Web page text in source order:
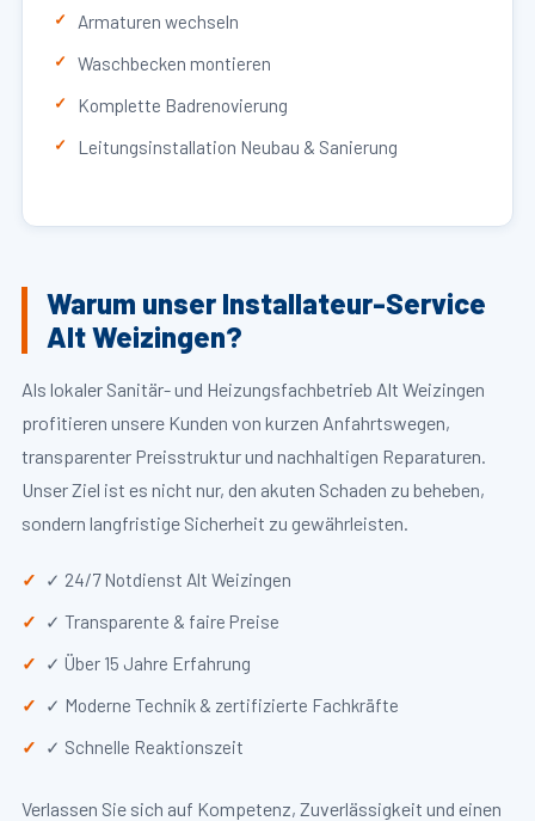
Armaturen wechseln
Waschbecken montieren
Komplette Badrenovierung
Leitungsinstallation Neubau & Sanierung
Warum unser Installateur-Service
Alt Weizingen?
Als lokaler Sanitär- und Heizungsfachbetrieb Alt Weizingen
profitieren unsere Kunden von kurzen Anfahrtswegen,
transparenter Preisstruktur und nachhaltigen Reparaturen.
Unser Ziel ist es nicht nur, den akuten Schaden zu beheben,
sondern langfristige Sicherheit zu gewährleisten.
✓ 24/7 Notdienst Alt Weizingen
✓ Transparente & faire Preise
✓ Über 15 Jahre Erfahrung
✓ Moderne Technik & zertifizierte Fachkräfte
✓ Schnelle Reaktionszeit
Verlassen Sie sich auf Kompetenz, Zuverlässigkeit und einen